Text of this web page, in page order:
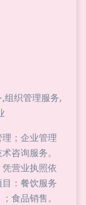
组织管理服务,
；企业管理
咨询服务。
凭营业执照依
：餐饮服务
食品销售。